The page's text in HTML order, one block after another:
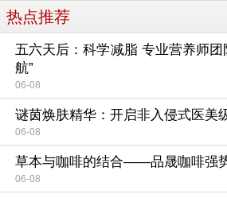
热点推荐
五六天后：科学减脂 专业营养师团
航”
06-08
谜茵焕肤精华：开启非入侵式医美
06-08
草本与咖啡的结合——品晟咖啡强
06-08